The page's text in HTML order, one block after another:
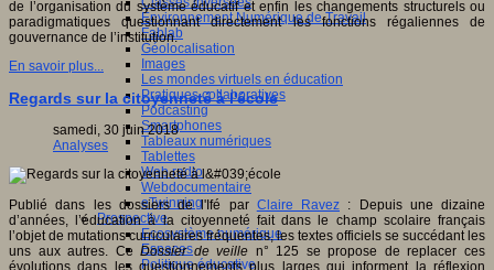
Environnement Numérique de Travail
Fablab
Géolocalisation
Images
Les mondes virtuels en éducation
Pratiques collaboratives
Podcasting
Smartphones
Tableaux numériques
Tablettes
Web radio
Webdocumentaire
eTwinning
Prospective
Ecosystème numérique
Espaces
Politique éducative
de l’organisation du système éducatif et enfin les changements structurels ou
paradigmatiques questionnant directement les fonctions régaliennes de
gouvernance de l’institution.
En savoir plus...
Regards sur la citoyenneté à l'école
samedi, 30 juin 2018
Analyses
Publié dans les dossiers de l'Ifé par Claire Ravez : Depuis une dizaine
d’années, l’éducation à la citoyenneté fait dans le champ scolaire français
l’objet de mutations curriculaires fréquentes, les textes officiels se succédant les
uns aux autres. CeDossier de veille n° 125 se propose de replacer ces